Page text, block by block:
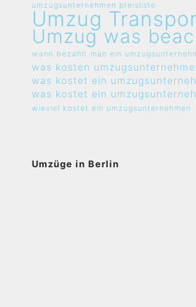
umzugsunternehmen preisliste
Umzug
Umzug was
wann bezahlt man ein
was kosten
was kostet ein
was kostet ein
wieviel kostet ein umzugsunternehmen
Umzüge in Berlin